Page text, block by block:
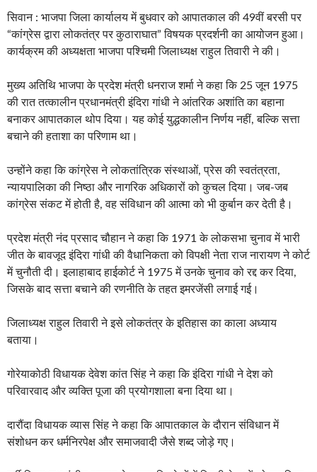
सिवान : भाजपा जिला कार्यालय में बुधवार को आपातकाल की 49वीं बरसी पर
“कांग्रेस द्वारा लोकतंत्र पर कुठाराघात” विषयक प्रदर्शनी का आयोजन हुआ।
कार्यक्रम की अध्यक्षता भाजपा पश्चिमी जिलाध्यक्ष राहुल तिवारी ने की।
मुख्य अतिथि भाजपा के प्रदेश मंत्री धनराज शर्मा ने कहा कि 25 जून 1975
की रात तत्कालीन प्रधानमंत्री इंदिरा गांधी ने आंतरिक अशांति का बहाना
बनाकर आपातकाल थोप दिया। यह कोई युद्धकालीन निर्णय नहीं, बल्कि सत्ता
बचाने की हताशा का परिणाम था।
उन्होंने कहा कि कांग्रेस ने लोकतांत्रिक संस्थाओं, प्रेस की स्वतंत्रता,
न्यायपालिका की निष्ठा और नागरिक अधिकारों को कुचल दिया। जब-जब
कांग्रेस संकट में होती है, वह संविधान की आत्मा को भी कुर्बान कर देती है।
प्रदेश मंत्री नंद प्रसाद चौहान ने कहा कि 1971 के लोकसभा चुनाव में भारी
जीत के बावजूद इंदिरा गांधी की वैधानिकता को विपक्षी नेता राज नारायण ने कोर्ट
में चुनौती दी। इलाहाबाद हाईकोर्ट ने 1975 में उनके चुनाव को रद्द कर दिया,
जिसके बाद सत्ता बचाने की रणनीति के तहत इमरजेंसी लगाई गई।
जिलाध्यक्ष राहुल तिवारी ने इसे लोकतंत्र के इतिहास का काला अध्याय
बताया।
गोरेयाकोठी विधायक देवेश कांत सिंह ने कहा कि इंदिरा गांधी ने देश को
परिवारवाद और व्यक्ति पूजा की प्रयोगशाला बना दिया था।
दारौंदा विधायक व्यास सिंह ने कहा कि आपातकाल के दौरान संविधान में
संशोधन कर धर्मनिरपेक्ष और समाजवादी जैसे शब्द जोड़े गए।